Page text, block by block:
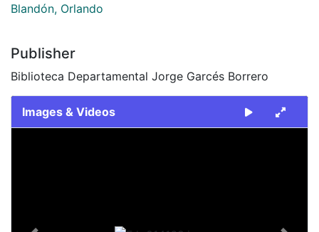
Blandón, Orlando
Publisher
Biblioteca Departamental Jorge Garcés Borrero
Images & Videos